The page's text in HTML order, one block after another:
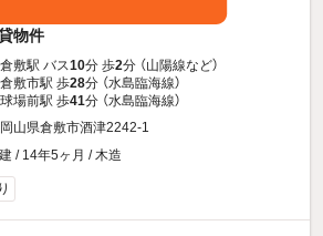
物件
倉敷駅 バス10分 歩2分 （山陽線など）
倉敷市駅 歩28分 （水島臨海線）
球場前駅 歩41分 （水島臨海線）
岡山県倉敷市酒津2242-1
/ 14年5ヶ月 / 木造